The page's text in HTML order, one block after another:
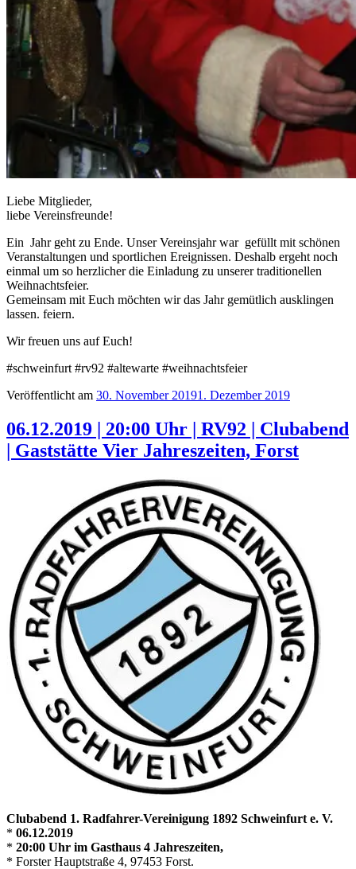
Liebe Mitglieder,
liebe Vereinsfreunde!
Ein Jahr geht zu Ende. Unser Vereinsjahr war gefüllt mit schönen
Veranstaltungen und sportlichen Ereignissen. Deshalb ergeht noch
einmal um so herzlicher die Einladung zu unserer traditionellen
Weihnachtsfeier.
Gemeinsam mit Euch möchten wir das Jahr gemütlich ausklingen
lassen. feiern.
Wir freuen uns auf Euch!
#schweinfurt #rv92 #altewarte #weihnachtsfeier
Veröffentlicht am 30. November 20191. Dezember 2019
06.12.2019 | 20:00 Uhr | RV92 | Clubabend
| Gaststätte Vier Jahreszeiten, Forst
Clubabend 1. Radfahrer-Vereinigung 1892 Schweinfurt e. V.
* 06.12.2019
* 20:00 Uhr im Gasthaus 4 Jahreszeiten,
* Forster Hauptstraße 4, 97453 Forst.